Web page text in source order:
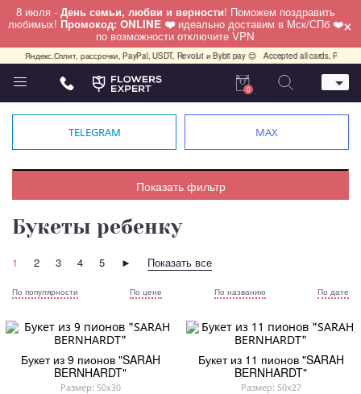
8 июля - День семьи, любви и верности! Поможем поздравить
любимых! Промокод: ONLINE ❤️ идеально доставим в Мск/СПб ❤️
по возможности отключите VPN ×
рассрочки, PayPal, USDT, Revolut и Bybit pay 😊 Accepted all cards, PayPal,
Телефон
+7 (495) 982-55-05
Москва, Бауманская 20 стр 7
работаем круглосуточно
0
TELEGRAM MAX
Показать фильтр
Букеты ребенку
1 2 3 4 5 ► Показать все
По популярности По цене По названию По дате
Букет из 9 пионов "SARAH
BERNHARDT"
Размер: 50x30
Букет из 11 пионов "SARAH
BERNHARDT"
Размер: 50x27